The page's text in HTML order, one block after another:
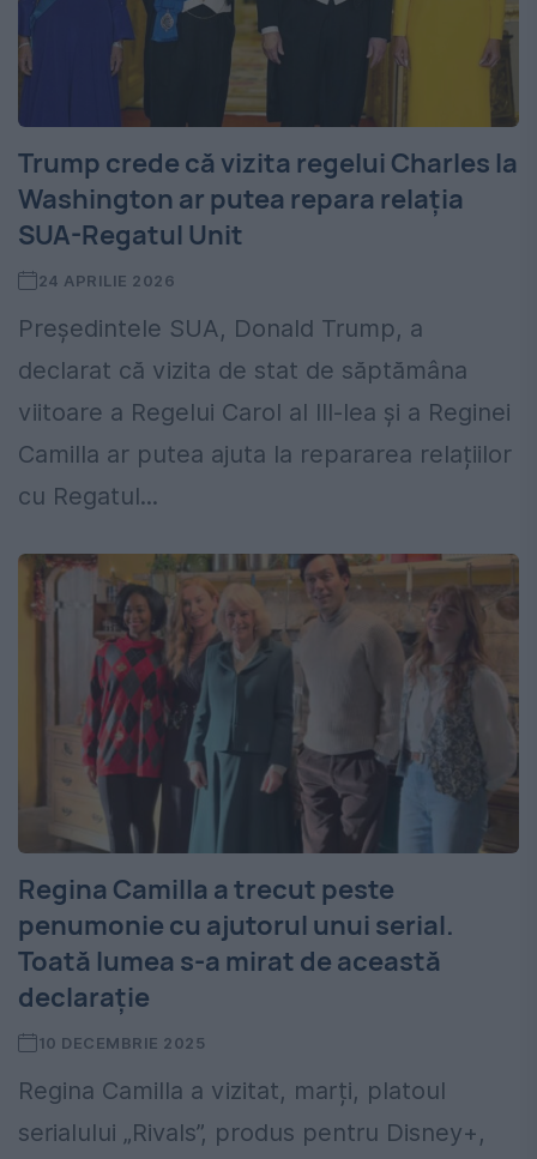
Trump crede că vizita regelui Charles la
Washington ar putea repara relația
SUA-Regatul Unit
24 APRILIE 2026
Președintele SUA, Donald Trump, a
declarat că vizita de stat de săptămâna
viitoare a Regelui Carol al III-lea și a Reginei
Camilla ar putea ajuta la repararea relațiilor
cu Regatul...
Regina Camilla a trecut peste
penumonie cu ajutorul unui serial.
Toată lumea s-a mirat de această
declarație
10 DECEMBRIE 2025
Regina Camilla a vizitat, marți, platoul
serialului „Rivals”, produs pentru Disney+,